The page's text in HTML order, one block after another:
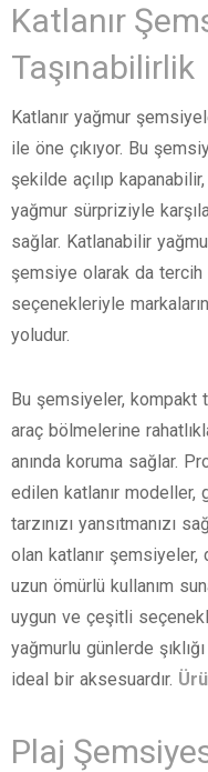
Katlanır
Taşınabilirlik
Katlanır yağmur
ile öne çıkıyor. Bu
şekilde açılıp
yağmur sürpriziyle
sağlar. Katlanabilir
şemsiye olarak da
seçenekleriyle
yoludur.
Bu şemsiyeler, kompakt
araç bölmelerine
anında koruma sağlar.
edilen katlanır
tarzınızı yansıtmanızı
olan katlanır şemsiyeler,
uzun ömürlü kullanım
uygun ve çeşitli
yağmurlu günlerde
ideal bir aksesuardır.
Plaj